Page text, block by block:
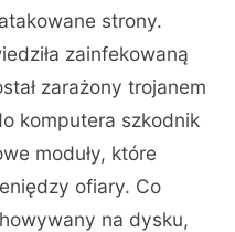
strony.
zainfekowaną
zarażony trojanem
komputera szkodnik
moduły, które
ofiary. Co
na dysku,